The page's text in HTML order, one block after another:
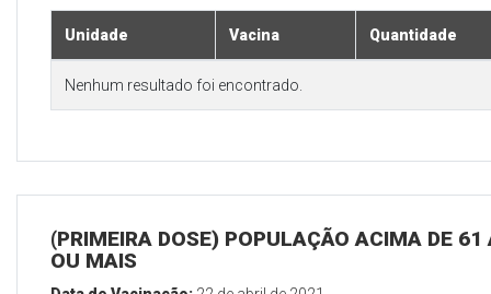
Unidade Vacina Quantidade
Nenhum resultado foi encontrado.
(PRIMEIRA DOSE) POPULAÇÃO ACIMA DE 61
OU MAIS